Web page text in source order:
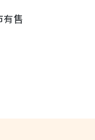
有售